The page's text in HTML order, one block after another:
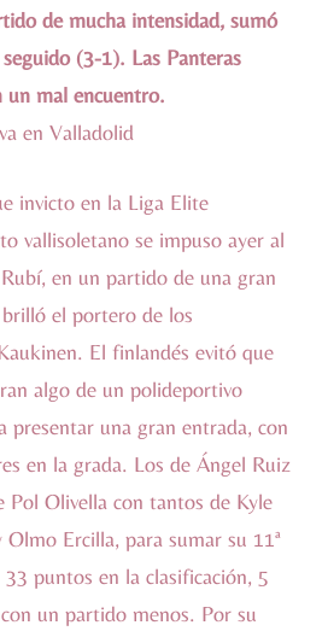
de mucha intensidad, sumó
(3-1). Las Panteras
mal encuentro.
invicto en la Liga Elite
vallisoletano se impuso ayer al
en un partido de una gran
el portero de los
El finlandés evitó que
algo de un polideportivo
presentar una gran entrada, con
en la grada. Los de Ángel Ruiz
Pol Olivella con tantos de Kyle
Ercilla, para sumar su 11ª
puntos en la clasificación, 5
un partido menos. Por su